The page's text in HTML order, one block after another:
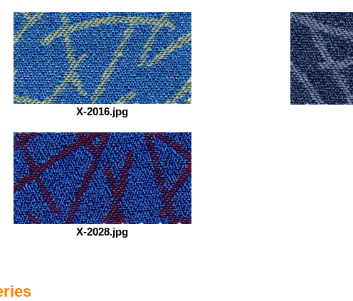
X-2016.jpg
X-2028.jpg